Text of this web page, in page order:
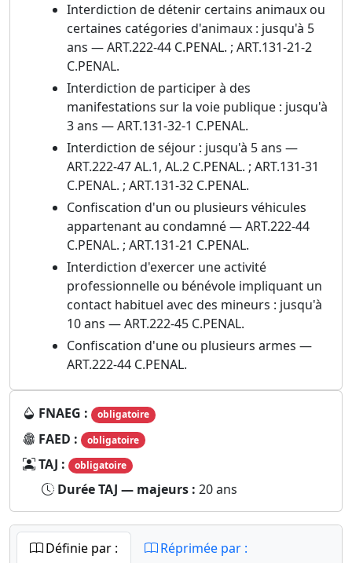
Interdiction de détenir certains animaux ou
certaines catégories d'animaux : jusqu'à 5
ans — ART.222-44 C.PENAL. ; ART.131-21-2
C.PENAL.
Interdiction de participer à des
manifestations sur la voie publique : jusqu'à
3 ans — ART.131-32-1 C.PENAL.
Interdiction de séjour : jusqu'à 5 ans —
ART.222-47 AL.1, AL.2 C.PENAL. ; ART.131-31
C.PENAL. ; ART.131-32 C.PENAL.
Confiscation d'un ou plusieurs véhicules
appartenant au condamné — ART.222-44
C.PENAL. ; ART.131-21 C.PENAL.
Interdiction d'exercer une activité
professionnelle ou bénévole impliquant un
contact habituel avec des mineurs : jusqu'à
10 ans — ART.222-45 C.PENAL.
Confiscation d'une ou plusieurs armes —
ART.222-44 C.PENAL.
FNAEG : obligatoire
FAED : obligatoire
TAJ : obligatoire
Durée TAJ — majeurs : 20 ans
Définie par : Réprimée par :